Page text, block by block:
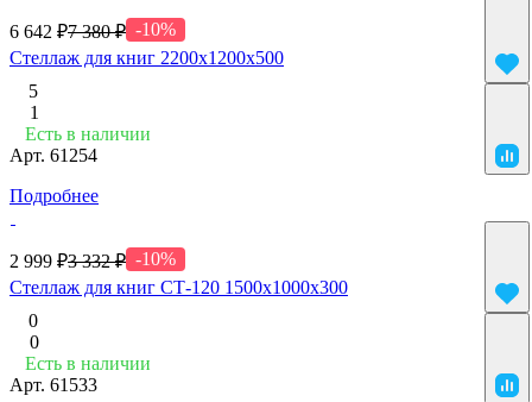
6 642 ₽7 380 ₽ -10%
Cтеллаж для книг 2200х1200х500
5
1
Есть в наличии
Арт. 61254
Подробнее
2 999 ₽3 332 ₽ -10%
Cтеллаж для книг СТ-120 1500х1000х300
0
0
Есть в наличии
Арт. 61533